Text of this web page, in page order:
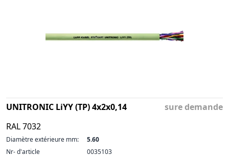
UNITRONIC LiYY (TP) 4x2x0,14
RAL 7032
sure demande
Diamètre extérieure mm:
5.60
Nr- d'article
0035103